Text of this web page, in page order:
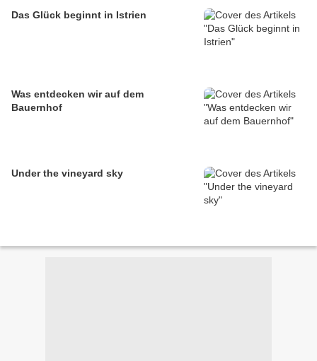
Das Glück beginnt in Istrien
Was entdecken wir auf dem
Bauernhof
Under the vineyard sky